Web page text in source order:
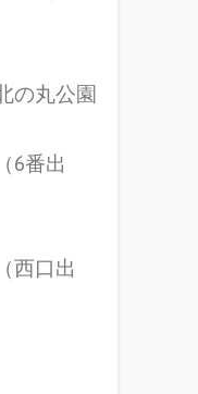
の丸公園
6番出
西口出